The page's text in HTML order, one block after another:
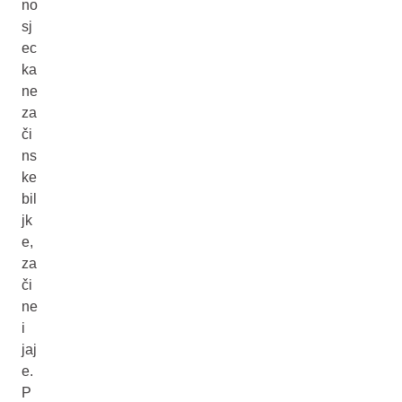
no
sj
ec
ka
ne
za
či
ns
ke
bil
jk
e,
za
či
ne
i
jaj
e.
P